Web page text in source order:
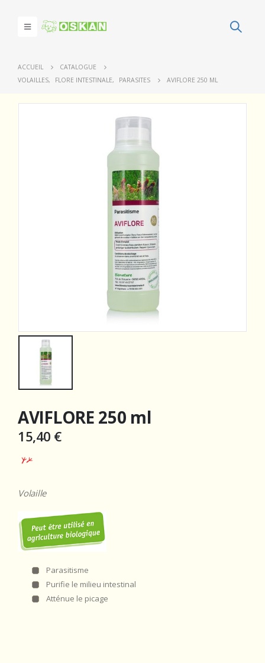
ACCUEIL
CATALOGUE
VOLAILLES, FLORE INTESTINALE, PARASITES AVIFLORE 250 ML
AVIFLORE 250 ml
15,40 €
Volaille
Parasitisme
Purifie le milieu intestinal
Atténue le picage